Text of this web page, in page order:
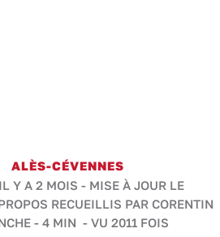
ALÈS-CÉVENNES
Y A 2 MOIS - MISE À JOUR LE
RECUEILLIS PAR CORENTIN
- 4 MIN - VU 2011 FOIS